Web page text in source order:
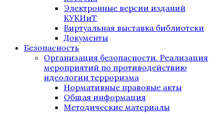
Электронные версии изданий
КУКИиТ
Виртуальная выставка библиотеки
Документы
Безопасность
Организация безопасности. Реализация
мероприятий по противодействию
идеологии терроризма
Нормативные правовые акты
Общая информация
Методические материалы